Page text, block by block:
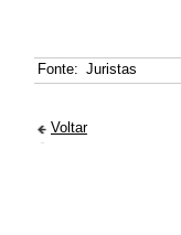
Fonte: Juristas
Voltar